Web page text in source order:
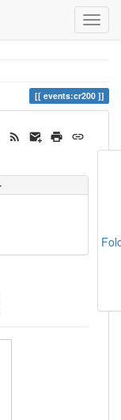
events:cr200